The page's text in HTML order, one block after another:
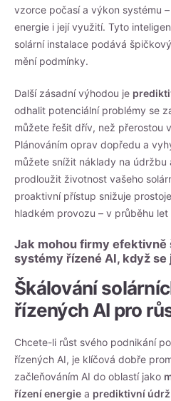
vzorce počasí a výkon systému
energie i její využití. Tyto
solární instalace podává
mění podmínky.
Další zásadní výhodou je
odhalit potenciální problémy se
můžete řešit dřív, než přerostou
Plánováním oprav dopředu a
můžete snížit náklady na údržbu
prodloužit životnost vašeho
proaktivní přístup snižuje
hladkém provozu – v průběhu
Jak mohou firmy efektivně
systémy řízené AI, když
Škálování
řízených AI pro
Chcete-li růst svého podnikání
řízených AI, je klíčová dobře
začleňováním AI do oblastí jako
řízení energie a prediktivní